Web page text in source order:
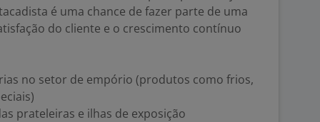
é uma chance de fazer parte de uma
do cliente e o crescimento contínuo
no setor de empório (produtos como frios,
prateleiras e ilhas de exposição